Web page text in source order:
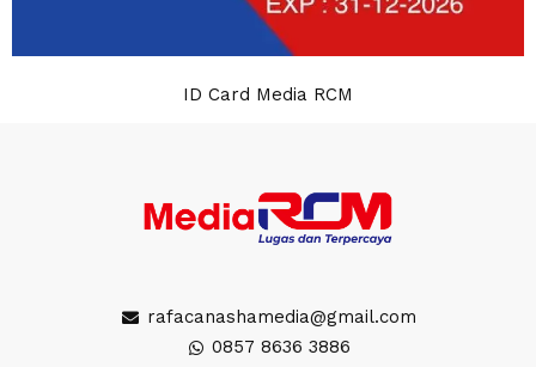
ID Card Media RCM
rafacanashamedia@gmail.com
0857 8636 3886